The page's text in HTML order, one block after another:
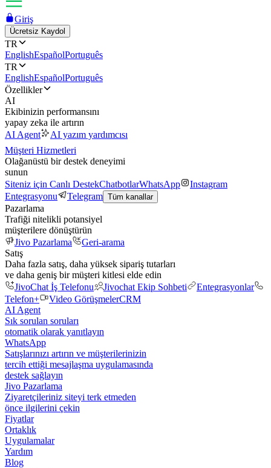
Giriş
Ücretsiz Kaydol
TR
EnglishEspañolPortuguês
TR
EnglishEspañolPortuguês
Özellikler
AI
Ekibinizin performansını
yapay zeka ile artırın
AI Agent
AI yazım yardımcısı
Müşteri Hizmetleri
Olağanüstü bir destek deneyimi
sunun
Siteniz için Canlı DestekChatbotlarWhatsApp
Instagram
Entegrasyonu
Telegram Tüm kanallar
Pazarlama
Trafiği nitelikli potansiyel
müşterilere dönüştürün
Jivo Pazarlama
Geri-arama
Satış
Daha fazla satış, daha yüksek sipariş tutarları
ve daha geniş bir müşteri kitlesi elde edin
JivoChat İş Telefonu
Jivochat Ekip Sohbeti
Entegrasyonlar
Telefon+
Video GörüşmelerCRM
AI Agent
Sık sorulan soruları
otomatik olarak yanıtlayın
WhatsApp
Satışlarınızı artırın ve müşterilerinizin
tercih ettiği mesajlaşma uygulamasında
destek sağlayın
Jivo Pazarlama
Ziyaretçileriniz siteyi terk etmeden
önce ilgilerini çekin
Fiyatlar
Ortaklık
Uygulamalar
Yardım
Blog